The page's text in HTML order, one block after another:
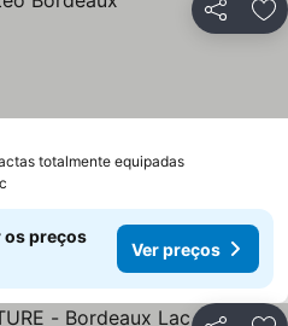
Partilhar
totalmente equipadas
os preços
Ver preços